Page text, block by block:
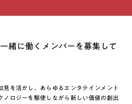
緒に働くメンバーを募集して
見を活かし、あらゆるエンタテインメント
ノロジーを駆使しながら新しい価値の創出